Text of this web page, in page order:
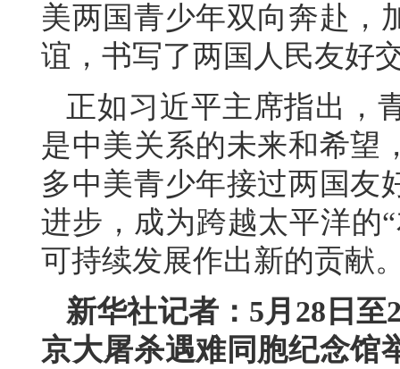
美两国青少年双向奔赴，
谊，书写了两国人民友好
正如习近平主席指出，
是中美关系的未来和希望
多中美青少年接过两国友
进步，成为跨越太平洋的
可持续发展作出新的贡献
新华社记者：5月28日
京大屠杀遇难同胞纪念馆